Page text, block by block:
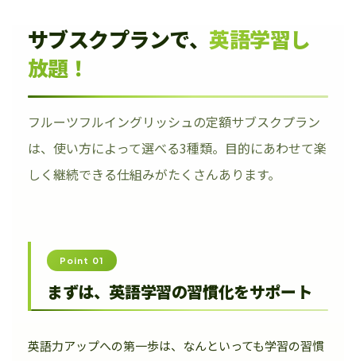
サブスクプランで、 英語学習し
放題！
フルーツフルイングリッシュの定額サブスクプラン
は、使い方によって選べる3種類。目的にあわせて楽
しく継続できる仕組みがたくさんあります。
Point 01
まずは、英語学習の習慣化をサポート
英語力アップへの第一歩は、なんといっても学習の習慣